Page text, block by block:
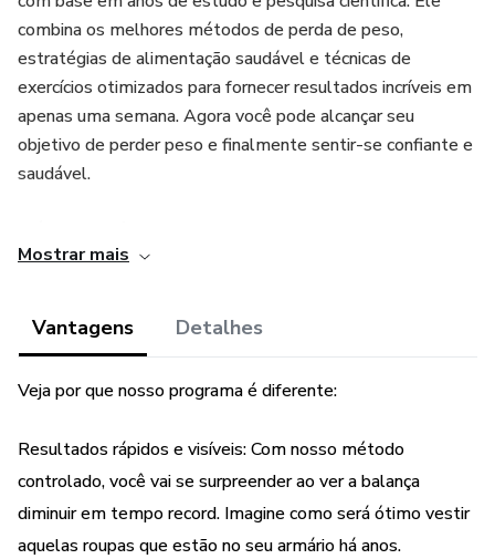
combina os melhores métodos de perda de peso,
estratégias de alimentação saudável e técnicas de
exercícios otimizados para fornecer resultados incríveis em
apenas uma semana. Agora você pode alcançar seu
objetivo de perder peso e finalmente sentir-se confiante e
saudável.
Corpo!
de forma saudável e definitiva com nosso e-book
Plano alimentar personalizado: Com nosso cardápio
completo para você secar sem passar fome e mais, você
vai receber:
Mostrar mais
Vantagens Detalhes
Veja por que nosso programa é diferente:
Resultados rápidos e visíveis: Com nosso método
controlado, você vai se surpreender ao ver a balança
diminuir em tempo record. Imagine como será ótimo vestir
aquelas roupas que estão no seu armário há anos.